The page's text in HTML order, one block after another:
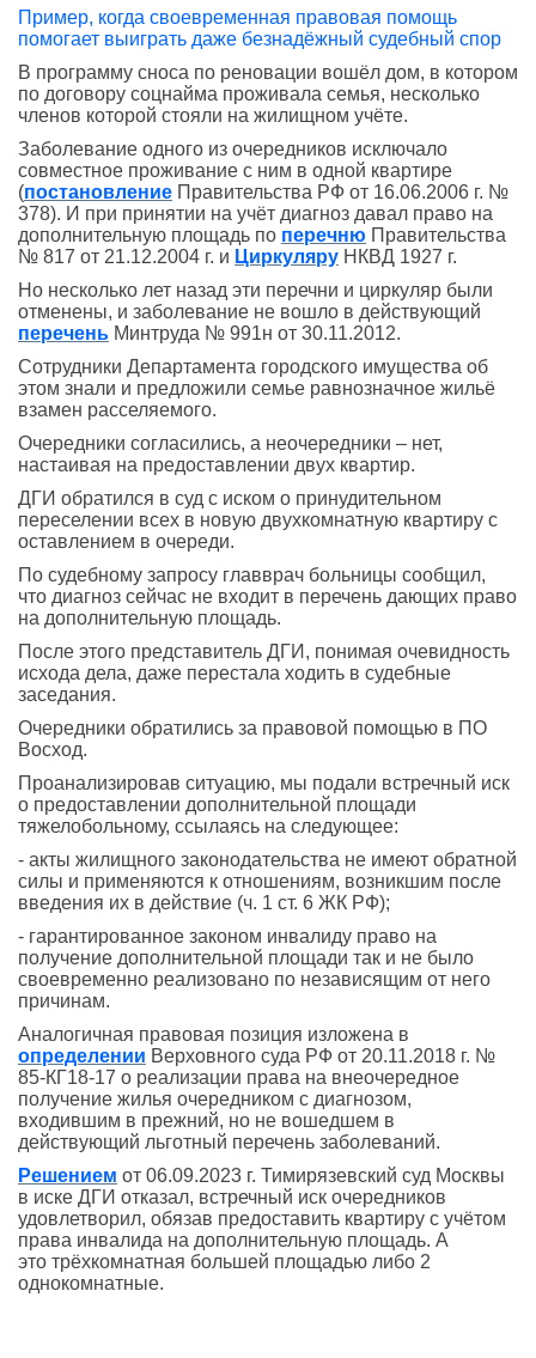
Пример, когда своевременная правовая помощь
помогает выиграть даже безнадёжный судебный спор
В программу сноса по реновации вошёл дом, в котором
по договору соцнайма проживала семья, несколько
членов которой стояли на жилищном учёте.
Заболевание одного из очередников исключало
совместное проживание с ним в одной квартире
(постановление Правительства РФ от 16.06.2006 г. №
378). И при принятии на учёт диагноз давал право на
дополнительную площадь по перечню Правительства
№ 817 от 21.12.2004 г. и Циркуляру НКВД 1927 г.
Но несколько лет назад эти перечни и циркуляр были
отменены, и заболевание не вошло в действующий
перечень Минтруда № 991н от 30.11.2012.
Сотрудники Департамента городского имущества об
этом знали и предложили семье равнозначное жильё
взамен расселяемого.
Очередники согласились, а неочередники – нет,
настаивая на предоставлении двух квартир.
ДГИ обратился в суд с иском о принудительном
переселении всех в новую двухкомнатную квартиру с
оставлением в очереди.
По судебному запросу главврач больницы сообщил,
что диагноз сейчас не входит в перечень дающих право
на дополнительную площадь.
После этого представитель ДГИ, понимая очевидность
исхода дела, даже перестала ходить в судебные
заседания.
Очередники обратились за правовой помощью в ПО
Восход.
Проанализировав ситуацию, мы подали встречный иск
о предоставлении дополнительной площади
тяжелобольному, ссылаясь на следующее:
- акты жилищного законодательства не имеют обратной
силы и применяются к отношениям, возникшим после
введения их в действие (ч. 1 ст. 6 ЖК РФ);
- гарантированное законом инвалиду право на
получение дополнительной площади так и не было
своевременно реализовано по независящим от него
причинам.
Аналогичная правовая позиция изложена в
определении Верховного суда РФ от 20.11.2018 г. №
85-КГ18-17 о реализации права на внеочередное
получение жилья очередником с диагнозом,
входившим в прежний, но не вошедшем в
действующий льготный перечень заболеваний.
Решением от 06.09.2023 г. Тимирязевский суд Москвы
в иске ДГИ отказал, встречный иск очередников
удовлетворил, обязав предоставить квартиру с учётом
права инвалида на дополнительную площадь. А
это трёхкомнатная большей площадью либо 2
однокомнатные.